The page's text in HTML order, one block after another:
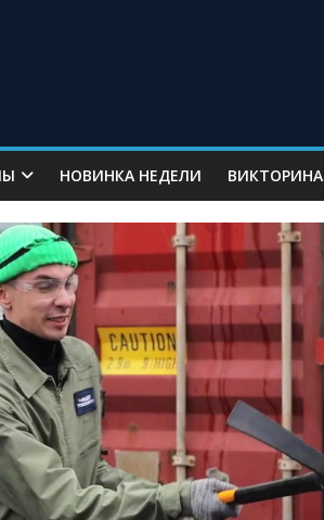
НОВИНКА НЕДЕЛИ ВИКТОРИНА